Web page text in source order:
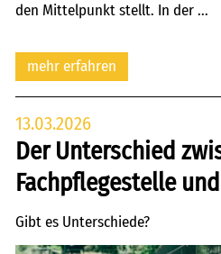
den Mittelpunkt stellt. In der ...
mehr erfahren
13.03.2026
Der Unterschied
Fachpflegestelle
Gibt es Unterschiede?